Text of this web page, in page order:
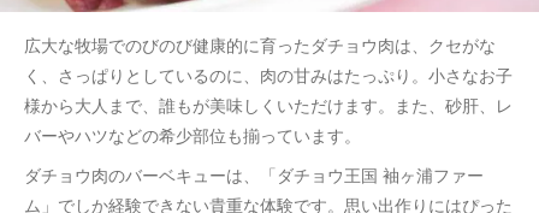
広大な牧場でのびのび健康的に育ったダチョウ肉は、クセがな
く、さっぱりとしているのに、肉の甘みはたっぷり。小さなお子
様から大人まで、誰もが美味しくいただけます。また、砂肝、レ
バーやハツなどの希少部位も揃っています。
ダチョウ肉のバーベキューは、「ダチョウ王国 袖ヶ浦ファー
ム」でしか経験できない貴重な体験です。思い出作りにはぴった